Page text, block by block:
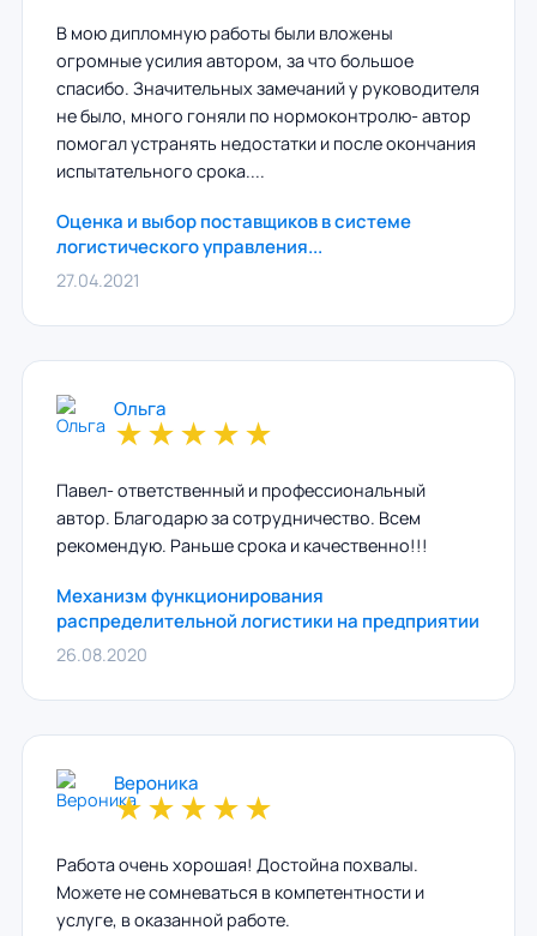
В мою дипломную работы были вложены
огромные усилия автором, за что большое
спасибо. Значительных замечаний у руководителя
не было, много гоняли по нормоконтролю- автор
помогал устранять недостатки и после окончания
испытательного срока....
Оценка и выбор поставщиков в системе
логистического управления...
27.04.2021
Ольга
★★★★★
Павел- ответственный и профессиональный
автор. Благодарю за сотрудничество. Всем
рекомендую. Раньше срока и качественно!!!
Механизм функционирования
распределительной логистики на предприятии
26.08.2020
Вероника
★★★★★
Работа очень хорошая! Достойна похвалы.
Можете не сомневаться в компетентности и
услуге, в оказанной работе.